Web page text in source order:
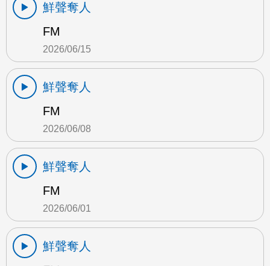
鮮聲奪人
FM
2026/06/15
鮮聲奪人
FM
2026/06/08
鮮聲奪人
FM
2026/06/01
鮮聲奪人